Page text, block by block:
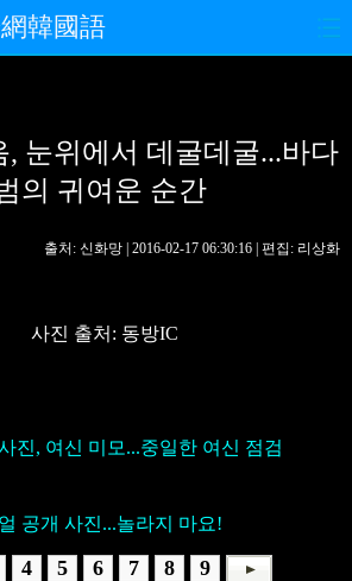
韓國語
사회 포토
핫 TV
, 눈위에서 데굴데굴...바다
의 귀여운 순간
출처: 신화망 | 2016-02-17 06:30:16 | 편집: 리상화
사진 출처: 동방IC
진, 여신 미모...중일한 여신 점검
공개 사진...놀라지 마요!
4 5 6 7 8 9